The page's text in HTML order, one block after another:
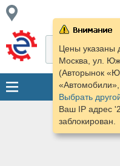
Цены указаны
Москва, ул.
(Авторынок
Выбрать
Ваш IP адрес
заблокирован.